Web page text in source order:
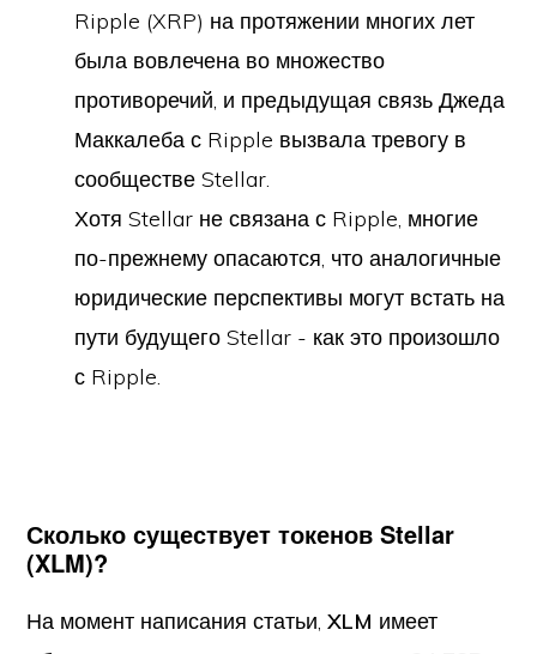
Ripple (XRP) на протяжении многих лет
была вовлечена во множество
противоречий, и предыдущая связь Джеда
Маккалеба с Ripple вызвала тревогу в
сообществе Stellar.
Хотя Stellar не связана с Ripple, многие
по-прежнему опасаются, что аналогичные
юридические перспективы могут встать на
пути будущего Stellar - как это произошло
с Ripple.
Сколько существует токенов Stellar
(XLM)?
На момент написания статьи,XLM имеет